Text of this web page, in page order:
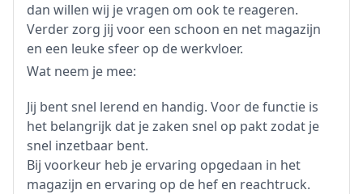
dan willen wij je vragen om ook te reageren.
Verder zorg jij voor een schoon en net magazijn
en een leuke sfeer op de werkvloer.
Wat neem je mee:
Jij bent snel lerend en handig. Voor de functie is
het belangrijk dat je zaken snel op pakt zodat je
snel inzetbaar bent.
Bij voorkeur heb je ervaring opgedaan in het
magazijn en ervaring op de hef en reachtruck.